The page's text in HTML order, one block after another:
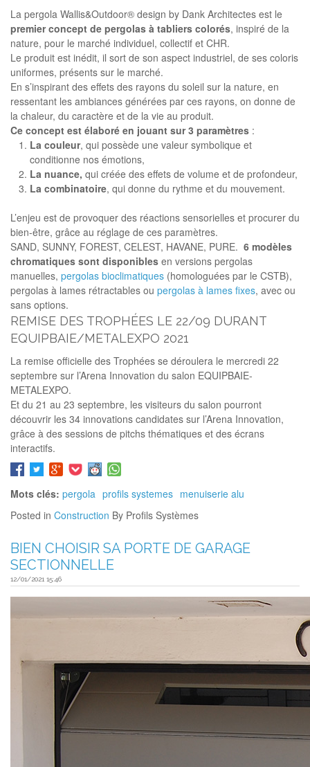
La pergola Wallis&Outdoor® design by Dank Architectes est le
premier concept de pergolas à tabliers colorés, inspiré de la
nature, pour le marché individuel, collectif et CHR.
Le produit est inédit, il sort de son aspect industriel, de ses coloris
uniformes, présents sur le marché.
En s’inspirant des effets des rayons du soleil sur la nature, en
ressentant les ambiances générées par ces rayons, on donne de
la chaleur, du caractère et de la vie au produit.
Ce concept est élaboré en jouant sur 3 paramètres :
La couleur, qui possède une valeur symbolique et
conditionne nos émotions,
La nuance, qui créée des effets de volume et de profondeur,
La combinatoire, qui donne du rythme et du mouvement.
L’enjeu est de provoquer des réactions sensorielles et procurer du
bien-être, grâce au réglage de ces paramètres.
SAND, SUNNY, FOREST, CELEST, HAVANE, PURE. 6 modèles
chromatiques sont disponibles en versions pergolas
manuelles, pergolas bioclimatiques (homologuées par le CSTB),
pergolas à lames rétractables ou pergolas à lames fixes, avec ou
sans options.
REMISE DES TROPHÉES LE 22/09 DURANT
EQUIPBAIE/METALEXPO 2021
La remise officielle des Trophées se déroulera le mercredi 22
septembre sur l’Arena Innovation du salon EQUIPBAIE-
METALEXPO.
Et du 21 au 23 septembre, les visiteurs du salon pourront
découvrir les 34 innovations candidates sur l’Arena Innovation,
grâce à des sessions de pitchs thématiques et des écrans
interactifs.
Mots clés: pergola profils systemes menuiserie alu
Posted in Construction By Profils Systèmes
BIEN CHOISIR SA PORTE DE GARAGE
SECTIONNELLE
12/01/2021 15:46